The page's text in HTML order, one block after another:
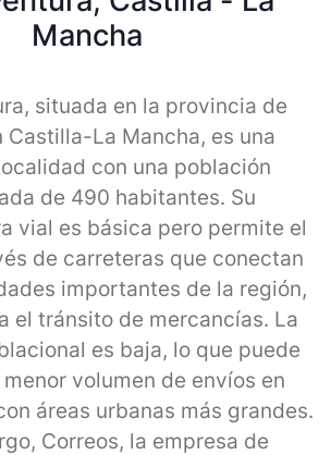
Mancha
situada en la provincia de
Castilla-La Mancha, es una
con una población
de 490 habitantes. Su
vial es básica pero permite el
de carreteras que conectan
importantes de la región,
el tránsito de mercancías. La
es baja, lo que puede
volumen de envíos en
áreas urbanas más grandes.
Correos, la empresa de